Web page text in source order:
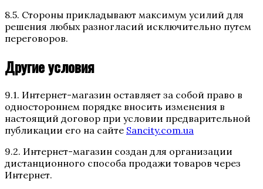
8.5. Стороны прикладывают максимум усилий для
решения любых разногласий исключительно путем
переговоров.
Другие условия
9.1. Интернет-магазин оставляет за собой право в
одностороннем порядке вносить изменения в
настоящий договор при условии предварительной
публикации его на сайте Sancity.com.ua
9.2. Интернет-магазин создан для организации
дистанционного способа продажи товаров через
Интернет.